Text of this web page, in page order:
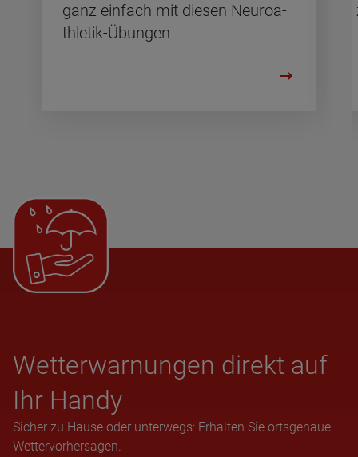
ganz ein­fach mit die­sen Neu­ro­a­
th­le­tik-Übun­gen
Wet­ter­war­nun­gen direkt auf
Ihr Handy
Sicher zu Hause oder unterwegs: Erhalten Sie ortsgenaue
Wettervorhersagen.